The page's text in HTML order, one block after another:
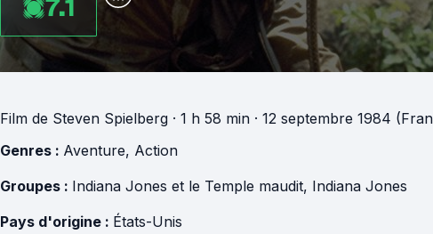
7.1
Film de Steven Spielberg · 1 h 58 min · 12 septembre 1984
Genres : Aventure, Action
Groupes : Indiana Jones et le Temple maudit, Indiana Jones
Pays d'origine : États-Unis